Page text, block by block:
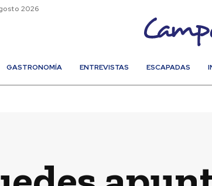
2026
GASTRONOMÍA ENTREVISTAS ESCAPADAS